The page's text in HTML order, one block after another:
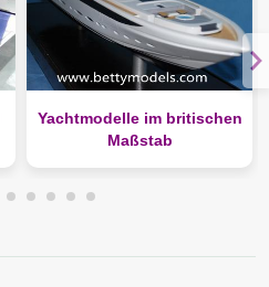
Yachtmodelle im britischen
Maßstab